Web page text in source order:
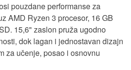
pouzdane performanse za
AMD Ryzen 3 procesor, 16 GB
15,6" zaslon pruža ugodno
dok lagan i jednostavan dizajn
za učenje, posao i osnovnu